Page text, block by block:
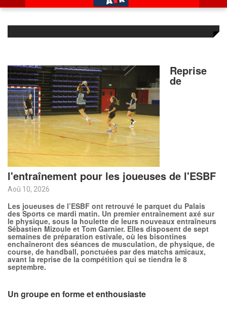
Reprise
de
l'entraînement pour les joueuses de l'ESBF
Aoû 10, 2026
Les joueuses de l’ESBF ont retrouvé le parquet du Palais
des Sports ce mardi matin. Un premier entraînement axé sur
le physique, sous la houlette de leurs nouveaux entraîneurs
Sébastien Mizoule et Tom Garnier. Elles disposent de sept
semaines de préparation estivale, où les bisontines
enchaîneront des séances de musculation, de physique, de
course, de handball, ponctuées par des matchs amicaux,
avant la reprise de la compétition qui se tiendra le 8
septembre.
Un groupe en forme et enthousiaste